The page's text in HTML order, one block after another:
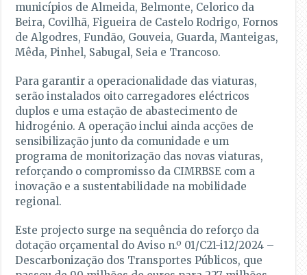
municípios de Almeida, Belmonte, Celorico da
Beira, Covilhã, Figueira de Castelo Rodrigo, Fornos
de Algodres, Fundão, Gouveia, Guarda, Manteigas,
Mêda, Pinhel, Sabugal, Seia e Trancoso.
Para garantir a operacionalidade das viaturas,
serão instalados oito carregadores eléctricos
duplos e uma estação de abastecimento de
hidrogénio. A operação inclui ainda acções de
sensibilização junto da comunidade e um
programa de monitorização das novas viaturas,
reforçando o compromisso da CIMRBSE com a
inovação e a sustentabilidade na mobilidade
regional.
Este projecto surge na sequência do reforço da
dotação orçamental do Aviso n.º 01/C21-i12/2024 –
Descarbonização dos Transportes Públicos, que